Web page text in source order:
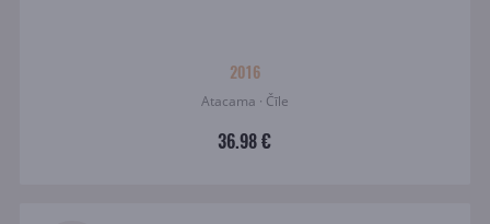
2016
Atacama · Čīle
36.98 €